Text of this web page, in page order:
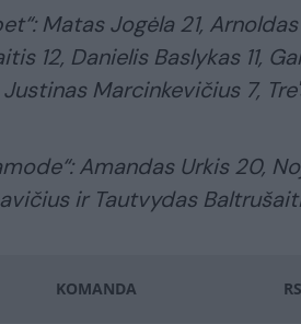
Matas Jogėla 21,
12, Danielis Baslykas 11,
Marcinkevičius 7,
Amandas Urkis 20,
ir Tautvydas
KOMANDA RS